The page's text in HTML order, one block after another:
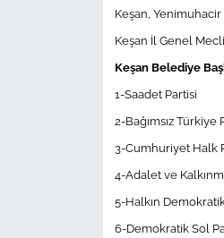
Keşan,
Keşan İl Genel
Keşan Belediye
1-Saadet Partisi
2-Bağımsız Türkiye
3-Cumhuriyet Halk
4-Adalet ve
5-Halkın
6-Demokratik Sol
TÜRKİYE